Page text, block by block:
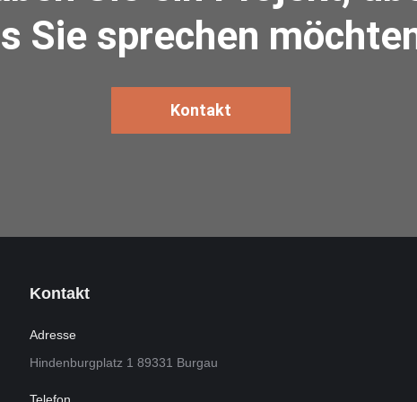
Sie sprechen
Kontakt
Kontakt
Adresse
Hindenburgplatz 1 89331 Burgau